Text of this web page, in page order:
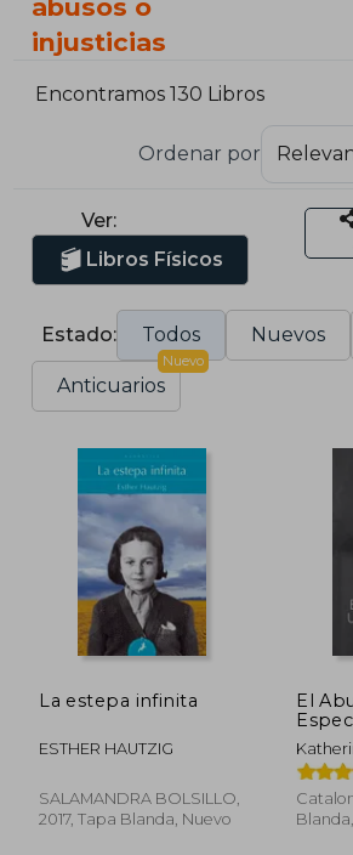
abusos o
injusticias
Encontramos 130 Libros
Ordenar por
Ver:
Libros Físicos
Estado: Todos Nuevos
Anticuarios
Nuevo
La estepa infinita
ESTHER HAUTZIG
SALAMANDRA BOLSILLO,
2017, Tapa Blanda, Nuevo
El